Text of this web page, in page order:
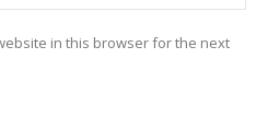
in this browser for the next